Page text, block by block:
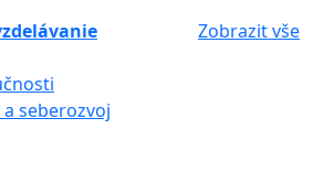
Zobrazit vše
seberozvoj